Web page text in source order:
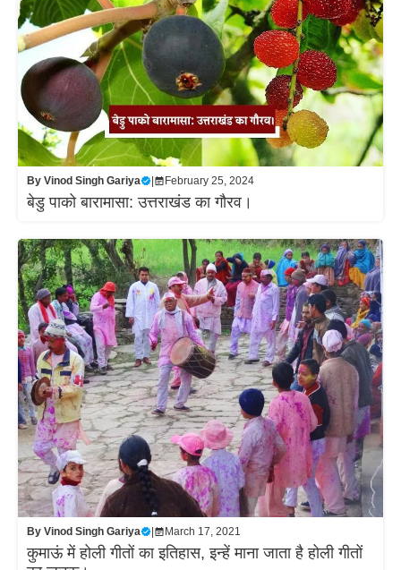
By Vinod Singh Gariya | February 25, 2024
बेडु पाको बारामासा: उत्तराखंड का गौरव।
By Vinod Singh Gariya March 17, 2021
कुमाऊं में होली गीतों का इतिहास, इन्हें माना जाता है होली गीतों